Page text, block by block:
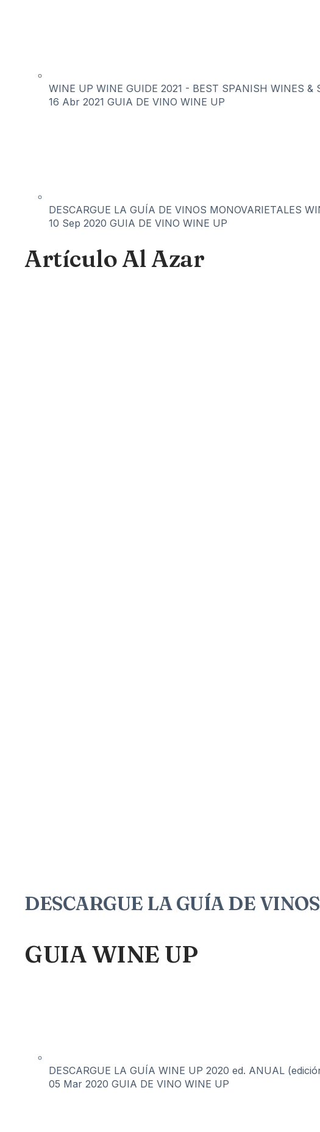
WINE UP WINE GUIDE 2021 - BEST SPANISH WINES &
16 Abr 2021 GUIA DE VINO WINE UP
DESCARGUE LA GUÍA DE VINOS MONOVARIETALES
10 Sep 2020 GUIA DE VINO WINE UP
Artículo Al Azar
DESCARGUE LA GUÍA DE
GUIA WINE UP
DESCARGUE LA GUÍA WINE UP 2020 ed. ANUAL
05 Mar 2020 GUIA DE VINO WINE UP